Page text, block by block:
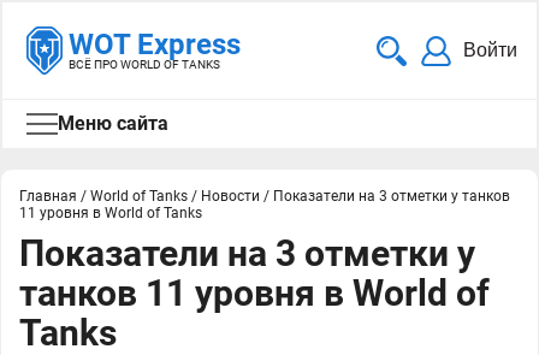
WOT Express
ВСЁ ПРО WORLD OF TANKS
Войти
Меню сайта
Главная / World of Tanks / Новости / Показатели на 3 отметки у танков
11 уровня в World of Tanks
Показатели на 3 отметки у
танков 11 уровня в World of
Tanks